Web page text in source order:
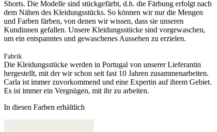
Shorts. Die Modelle sind stückgefärbt, d.h. die Färbung erfolgt nach
dem Nähen des Kleidungsstücks. So können wir nur die Mengen
und Farben färben, von denen wir wissen, dass sie unseren
Kundinnen gefallen. Unsere Kleidungsstücke sind vorgewaschen,
um ein entspanntes und gewaschenes Aussehen zu erzielen.
Fabrik
Die Kleidungsstücke werden in Portugal von unserer Lieferantin
hergestellt, mit der wir schon seit fast 10 Jahren zusammenarbeiten.
Carla ist immer zuvorkommend und eine Expertin auf ihrem Gebiet.
Es ist immer ein Vergnügen, mit ihr zu arbeiten.
In diesen Farben erhältlich